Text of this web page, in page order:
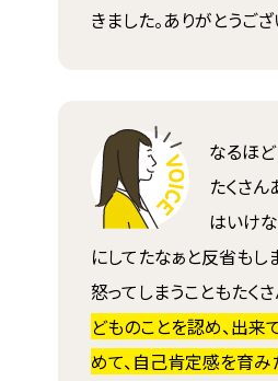
きました。ありがとうござ
なるほ
たくさん
はいけ
にしてたなぁと反省もし
怒ってしまうこともたく
どものことを認め、出来
めて、自己肯定感を育み